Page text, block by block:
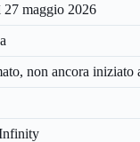
maggio 2026
non ancora